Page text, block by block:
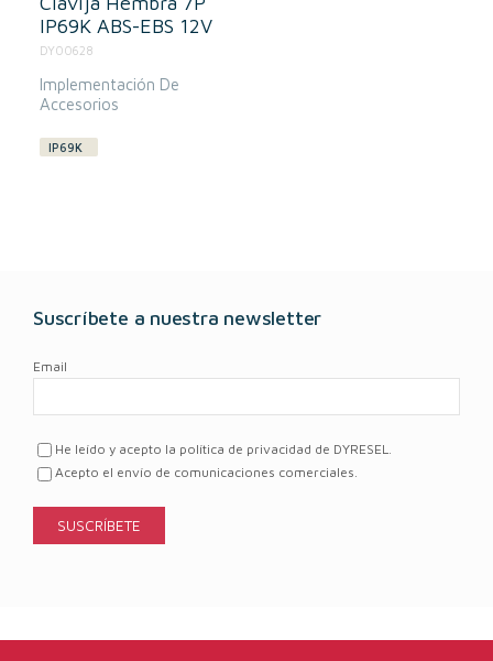
IP69K ABS-EBS 12V
DY00628
Implementación De
Accesorios
IP69K
Suscríbete a nuestra newsletter
Email
He leído y acepto la política de privacidad de DYRESEL.
Acepto el envío de comunicaciones comerciales.